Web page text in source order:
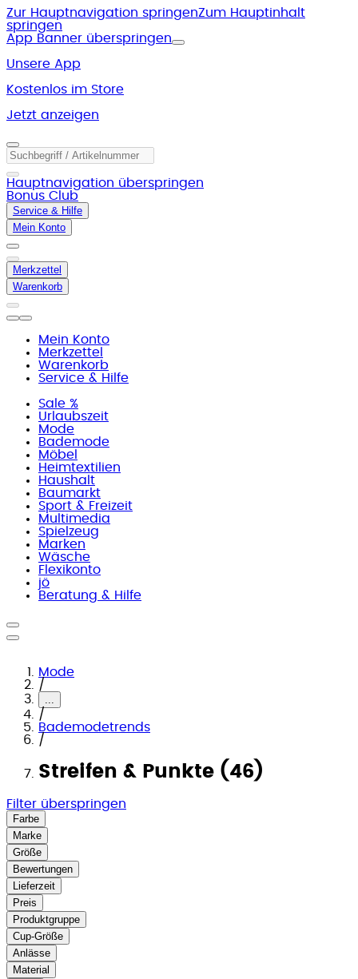
Zur Hauptnavigation springenZum Hauptinhalt
springen
App Banner überspringen
Unsere App
Kostenlos im Store
Jetzt anzeigen
Hauptnavigation überspringen
Bonus Club
Service & Hilfe
Mein Konto
Merkzettel
Warenkorb
Mein Konto
Merkzettel
Warenkorb
Service & Hilfe
Sale %
Urlaubszeit
Mode
Bademode
Möbel
Heimtextilien
Haushalt
Baumarkt
Sport & Freizeit
Multimedia
Spielzeug
Marken
Wäsche
Flexikonto
jö
Beratung & Hilfe
Mode
/
...
/
Bademodetrends
/
Streifen & Punkte (46)
Filter überspringen
Farbe
Marke
Größe
Bewertungen
Lieferzeit
Preis
Produktgruppe
Cup-Größe
Anlässe
Material